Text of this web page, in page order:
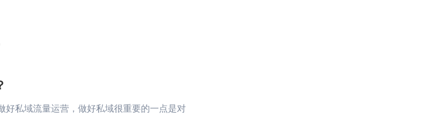
私域流量运营，做好私域很重要的一点是对